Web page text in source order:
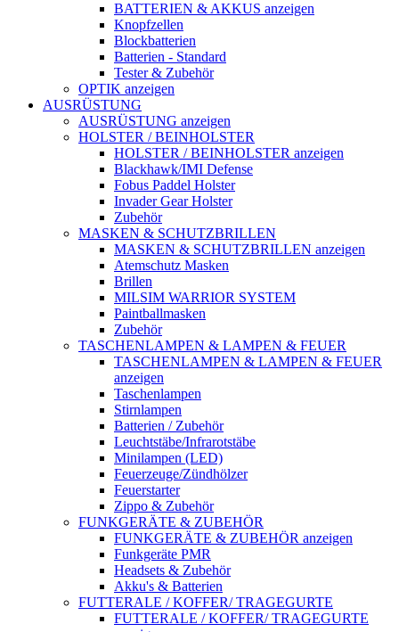
BATTERIEN & AKKUS anzeigen
Knopfzellen
Blockbatterien
Batterien - Standard
Tester & Zubehör
OPTIK anzeigen
AUSRÜSTUNG
AUSRÜSTUNG anzeigen
HOLSTER / BEINHOLSTER
HOLSTER / BEINHOLSTER anzeigen
Blackhawk/IMI Defense
Fobus Paddel Holster
Invader Gear Holster
Zubehör
MASKEN & SCHUTZBRILLEN
MASKEN & SCHUTZBRILLEN anzeigen
Atemschutz Masken
Brillen
MILSIM WARRIOR SYSTEM
Paintballmasken
Zubehör
TASCHENLAMPEN & LAMPEN & FEUER
TASCHENLAMPEN & LAMPEN & FEUER
anzeigen
Taschenlampen
Stirnlampen
Batterien / Zubehör
Leuchtstäbe/Infrarotstäbe
Minilampen (LED)
Feuerzeuge/Zündhölzer
Feuerstarter
Zippo & Zubehör
FUNKGERÄTE & ZUBEHÖR
FUNKGERÄTE & ZUBEHÖR anzeigen
Funkgeräte PMR
Headsets & Zubehör
Akku's & Batterien
FUTTERALE / KOFFER/ TRAGEGURTE
FUTTERALE / KOFFER/ TRAGEGURTE